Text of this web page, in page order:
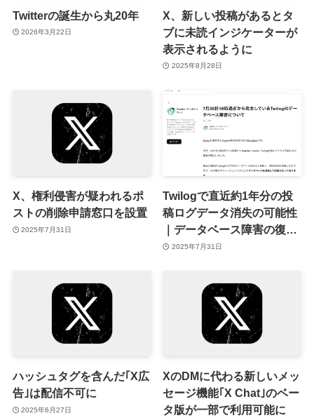
Twitterの誕生から丸20年
2026年3月22日
X、新しい投稿があるとタ
ブに未読インジケーターが
表示されるように
2025年8月28日
X、権利侵害が疑われるポ
ストの削除申請窓口を設置
2025年7月31日
Twilogで直近約1年分の投
稿ログデータ消失の可能性
｜データベース障害の復旧
ミス
2025年7月31日
ハッシュタグを含んだ｢X広
告｣は配信不可に
2025年6月27日
XのDMに代わる新しいメッ
セージ機能｢X Chat｣のベー
タ版が一部で利用可能に